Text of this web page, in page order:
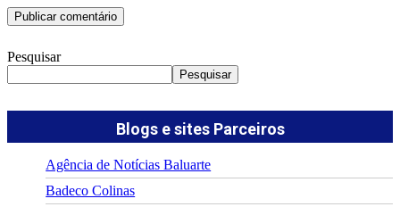
Pesquisar
Pesquisar
Blogs e sites Parceiros
Agência de Notícias Baluarte
Badeco Colinas